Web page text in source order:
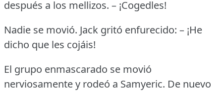
después a los mellizos. – ¡Cogedles!
Nadie se movió. Jack gritó enfurecido: – ¡He
dicho que les cojáis!
El grupo enmascarado se movió
nerviosamente y rodeó a Samyeric. De nuevo